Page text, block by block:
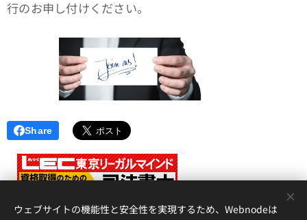
行のお申し付けください。
Share
ウェブサイトの機能性と安全性を実現するため、Webnodeは